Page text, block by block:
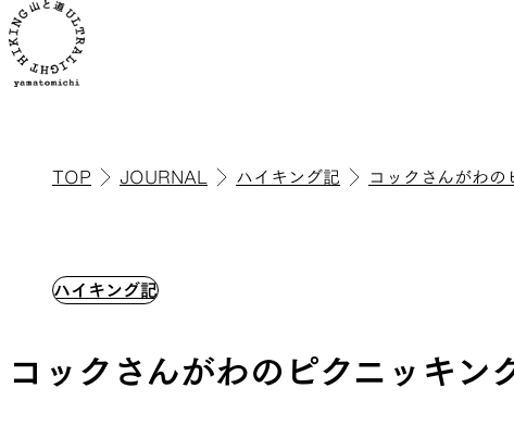
ALL
全ての製品を見る
ULハイキン
TOP JOURNAL ハイキング記 コックさんがわの
ハイキング記
コックさんがわのピクニッキン